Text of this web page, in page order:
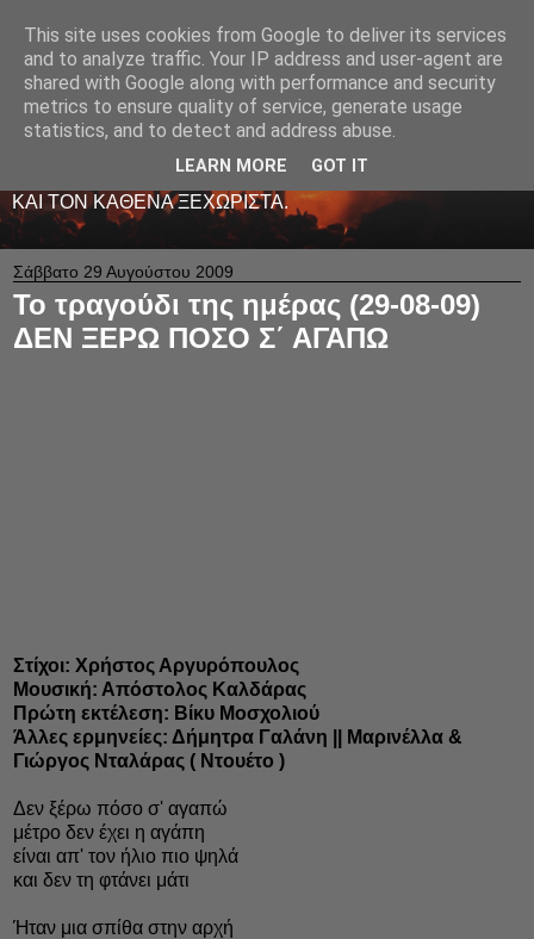
LIVE RADIO NET
ΤΟ ΠΡΩΤΟ ΖΩΝΤΑΝΟ ΜΟΥΣΙΚΟ ΡΑΔΙΟΦΩΝΟ ΣΤΟ
ΙΝΤΕΡΝΕΤ. 24 ΩΡΕΣ ΤΟ 24ΩΡΟ ΠΑΙΖΕΙ ΚΑΛΗ
ΕΛΛΗΝΙΚΗ ΜΟΥΣΙΚΗ ΑΠΟ LIVE - ΚΑΙ ΟΧΙ ΜΟΝΟ
ΚΑΙ ΤΟΝ ΚΑΘΕΝΑ ΞΕΧΩΡΙΣΤΑ.
Σάββατο 29 Αυγούστου 2009
To τραγούδι της ημέρας (29-08-09)
ΔΕΝ ΞΕΡΩ ΠΟΣΟ Σ΄ ΑΓΑΠΩ
Στίχοι: Χρήστος Αργυρόπουλος
Μουσική: Απόστολος Καλδάρας
Πρώτη εκτέλεση: Βίκυ Μοσχολιού
Άλλες ερμηνείες: Δήμητρα Γαλάνη || Μαρινέλλα &
Γιώργος Νταλάρας ( Ντουέτο )
Δεν ξέρω πόσο σ' αγαπώ
μέτρο δεν έχει η αγάπη
είναι απ' τον ήλιο πιο ψηλά
και δεν τη φτάνει μάτι
Ήταν μια σπίθα στην αρχή
This site uses cookies from Google to deliver its services
and to analyze traffic. Your IP address and user-agent are
shared with Google along with performance and security
metrics to ensure quality of service, generate usage
statistics, and to detect and address abuse.
LEARN MORE GOT IT